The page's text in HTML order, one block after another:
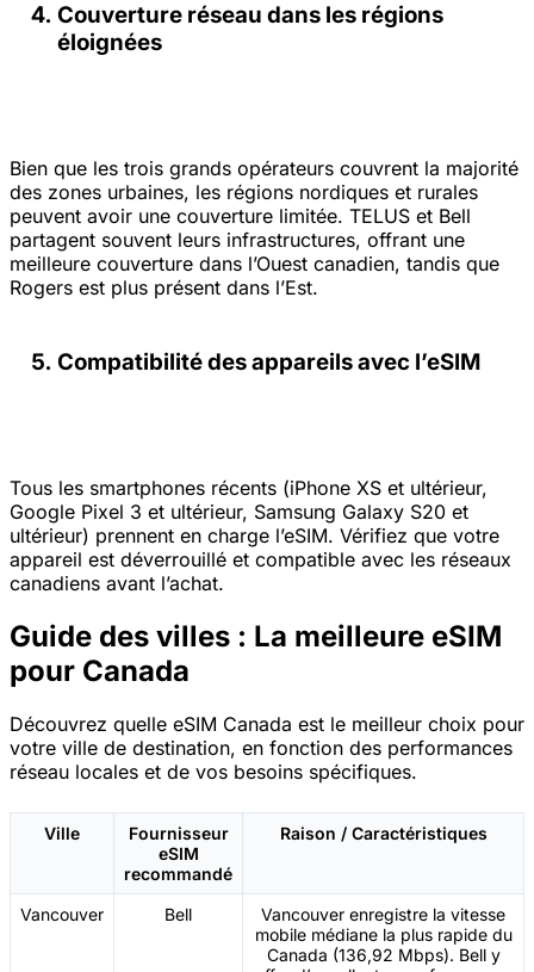
Couverture réseau dans les régions
éloignées
Bien que les trois grands opérateurs couvrent la majorité
des zones urbaines, les régions nordiques et rurales
peuvent avoir une couverture limitée. TELUS et Bell
partagent souvent leurs infrastructures, offrant une
meilleure couverture dans l’Ouest canadien, tandis que
Rogers est plus présent dans l’Est.
Compatibilité des appareils avec l’eSIM
Tous les smartphones récents (iPhone XS et ultérieur,
Google Pixel 3 et ultérieur, Samsung Galaxy S20 et
ultérieur) prennent en charge l’eSIM. Vérifiez que votre
appareil est déverrouillé et compatible avec les réseaux
canadiens avant l’achat.
Guide des villes : La meilleure eSIM
pour Canada
Découvrez quelle eSIM Canada est le meilleur choix pour
votre ville de destination, en fonction des performances
réseau locales et de vos besoins spécifiques.
Ville
Fournisseur
eSIM
recommandé
Raison / Caractéristiques
Vancouver Bell
Vancouver enregistre la vitesse
mobile médiane la plus rapide du
Canada (136,92 Mbps). Bell y